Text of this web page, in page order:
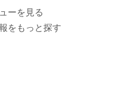
ーを見る
をもっと探す